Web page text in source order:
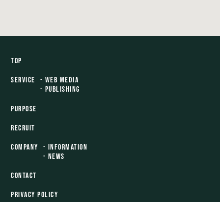
TOP
SERVICE
- WEB MEDIA
- PUBLISHING
PURPOSE
RECRUIT
COMPANY
- INFORMATION
- NEWS
CONTACT
PRIVACY POLICY